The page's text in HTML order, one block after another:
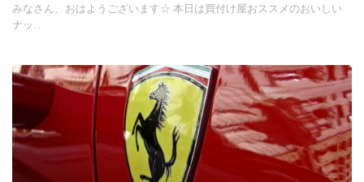
みなさん、おはようございます☆ 本日は買付け屋おススメのおいしい
ナッ...